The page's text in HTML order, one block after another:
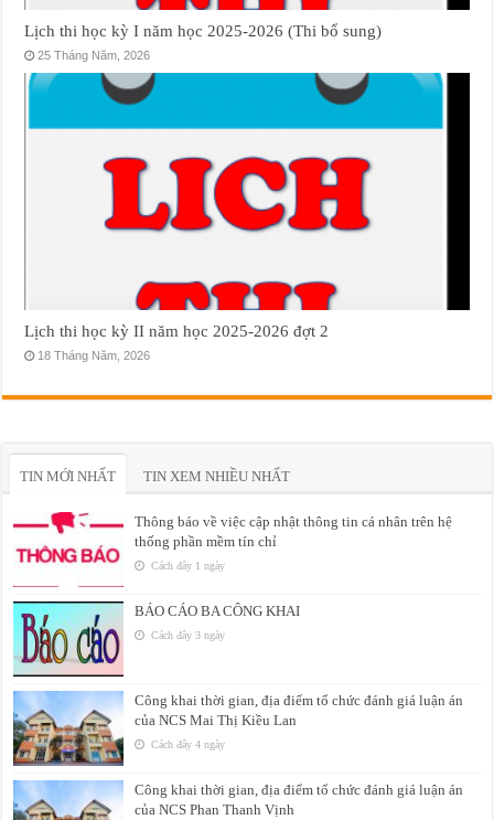
Lịch thi học kỳ I năm học 2025-2026 (Thi bổ sung)
25 Tháng Năm, 2026
Lịch thi học kỳ II năm học 2025-2026 đợt 2
18 Tháng Năm, 2026
TIN MỚI NHẤT TIN XEM NHIỀU NHẤT
Thông báo về việc cập nhật thông tin cá nhân trên hệ
thống phần mềm tín chỉ
Cách đây 1 ngày
BÁO CÁO BA CÔNG KHAI
Cách đây 3 ngày
Công khai thời gian, địa điểm tổ chức đánh giá luận án
của NCS Mai Thị Kiều Lan
Cách đây 4 ngày
Công khai thời gian, địa điểm tổ chức đánh giá luận án
của NCS Phan Thanh Vịnh